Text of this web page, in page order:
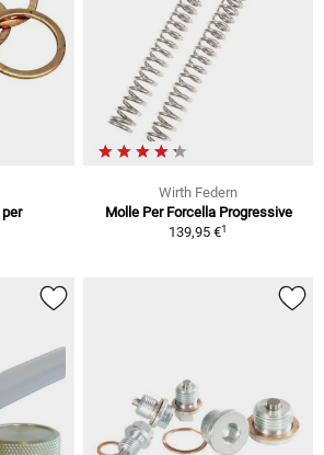
Wirth Federn
Molle Per Forcella Progressive
139,95 €1